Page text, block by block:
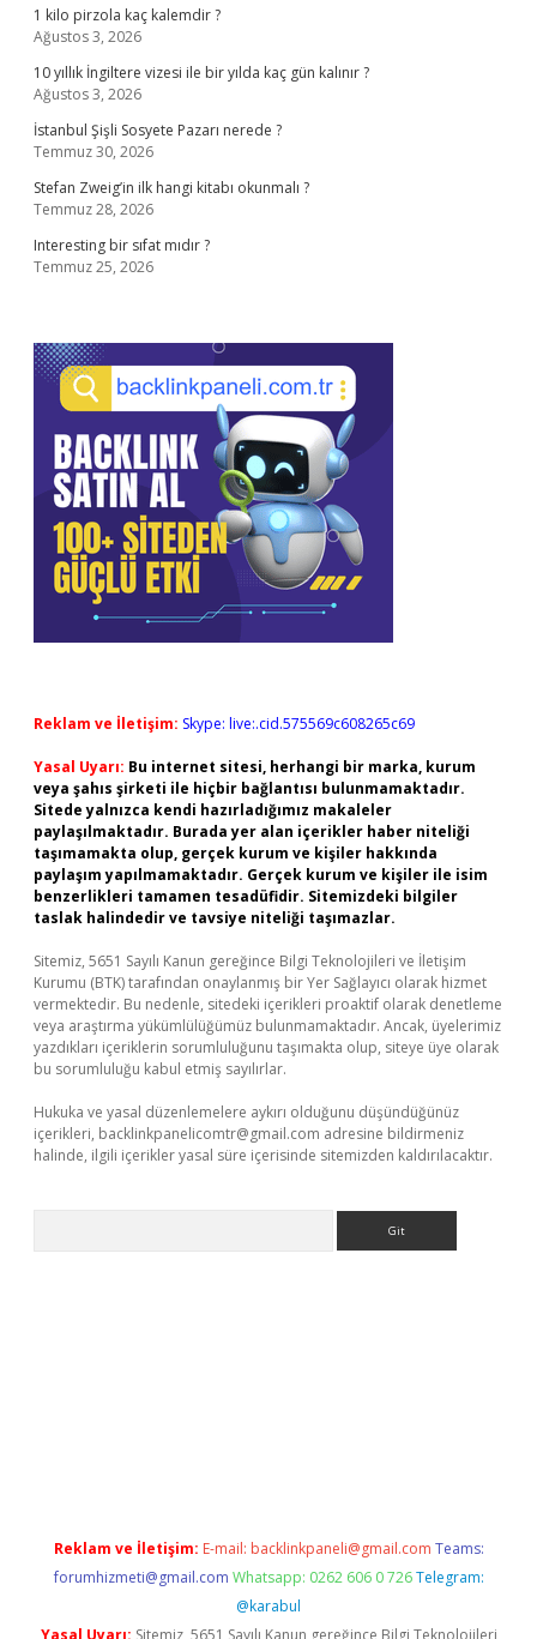
1 kilo pirzola kaç kalemdir ?
Ağustos 3, 2026
10 yıllık İngiltere vizesi ile bir yılda kaç gün kalınır ?
Ağustos 3, 2026
İstanbul Şişli Sosyete Pazarı nerede ?
Temmuz 30, 2026
Stefan Zweig’in ilk hangi kitabı okunmalı ?
Temmuz 28, 2026
Interesting bir sıfat mıdır ?
Temmuz 25, 2026
Reklam ve İletişim: Skype: live:.cid.575569c608265c69
Yasal Uyarı: Bu internet sitesi, herhangi bir marka, kurum
veya şahıs şirketi ile hiçbir bağlantısı bulunmamaktadır.
Sitede yalnızca kendi hazırladığımız makaleler
paylaşılmaktadır. Burada yer alan içerikler haber niteliği
taşımamakta olup, gerçek kurum ve kişiler hakkında
paylaşım yapılmamaktadır. Gerçek kurum ve kişiler ile isim
benzerlikleri tamamen tesadüfidir. Sitemizdeki bilgiler
taslak halindedir ve tavsiye niteliği taşımazlar.
Sitemiz, 5651 Sayılı Kanun gereğince Bilgi Teknolojileri ve İletişim
Kurumu (BTK) tarafından onaylanmış bir Yer Sağlayıcı olarak hizmet
vermektedir. Bu nedenle, sitedeki içerikleri proaktif olarak denetleme
veya araştırma yükümlülüğümüz bulunmamaktadır. Ancak, üyelerimiz
yazdıkları içeriklerin sorumluluğunu taşımakta olup, siteye üye olarak
bu sorumluluğu kabul etmiş sayılırlar.
Hukuka ve yasal düzenlemelere aykırı olduğunu düşündüğünüz
içerikleri, backlinkpanelicomtr@gmail.com adresine bildirmeniz
halinde, ilgili içerikler yasal süre içerisinde sitemizden kaldırılacaktır.
Reklam ve İletişim: E-mail: backlinkpaneli@gmail.com Teams:
forumhizmeti@gmail.com Whatsapp: 0262 606 0 726 Telegram:
@karabul
Yasal Uyarı: Sitemiz, 5651 Sayılı Kanun gereğince Bilgi Teknolojileri